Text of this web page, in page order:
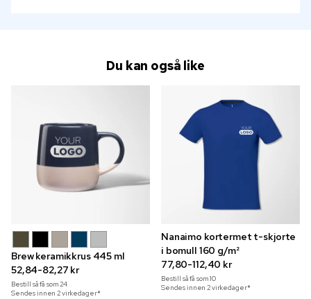
Du kan også like
Brew keramikkrus 445 ml
52,84-82,27 kr
Bestill så få som24
Sendes innen 2 virkedager*
Nanaimo kortermet t-skjorte
i bomull 160 g/m²
77,80-112,40 kr
Bestill så få som10
Sendes innen 2 virkedager*